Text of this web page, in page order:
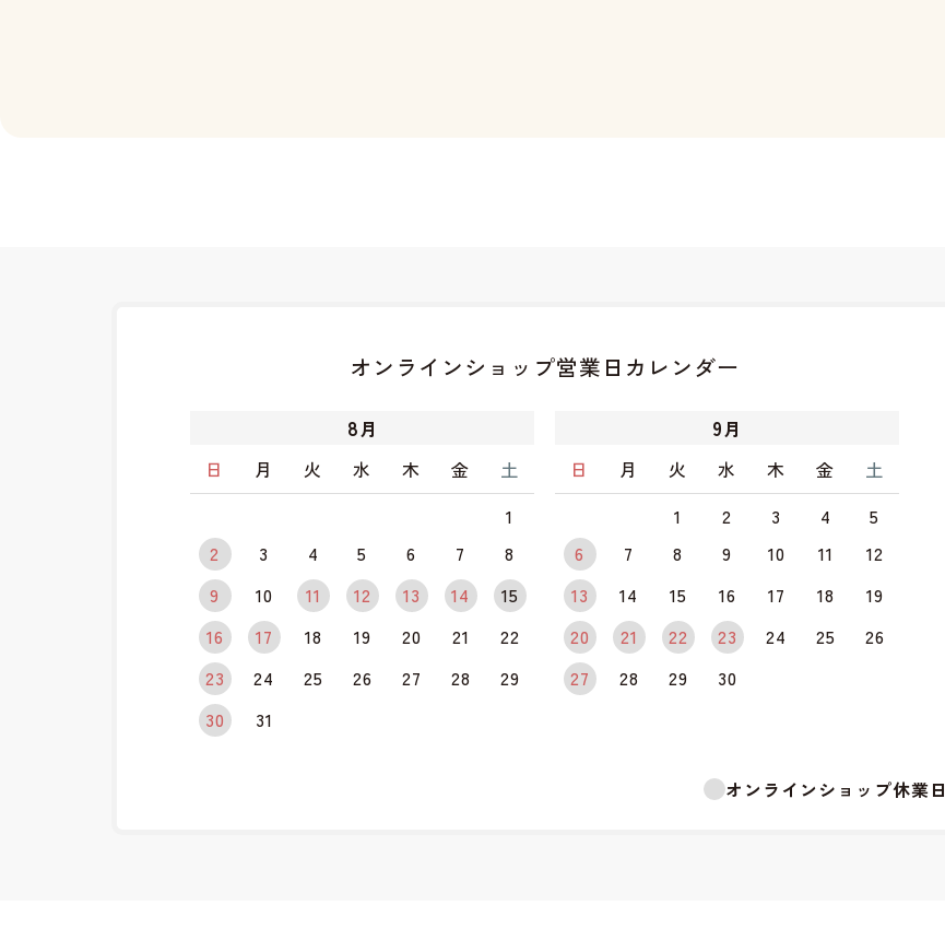
オンラインショップ営業日カレンダー
8月
日
月 火 水 木 金
土
1
2
3 4 5 6 7
8
9
10 11 12 13 14
15
16
17 18 19 20 21
22
23
24 25 26 27 28
29
30
31
9月
日
月 火 水 木 金
土
1
2 3 4
5
6
7 8 9 10 11
12
13
14 15 16 17 18
19
20
21 22 23 24 25
26
27
28 29 30
オンラインショップ休業日